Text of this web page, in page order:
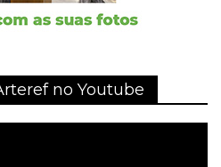
no Youtube